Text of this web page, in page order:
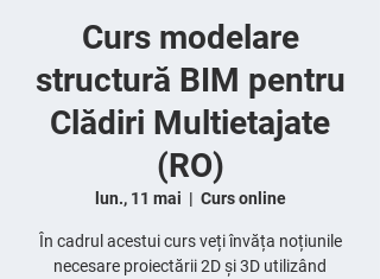
Curs modelare
structură BIM pentru
Clădiri Multietajate
(RO)
lun., 11 mai
  |
Curs online
În cadrul acestui curs veți învăța noțiunile
necesare proiectării 2D și 3D utilizând